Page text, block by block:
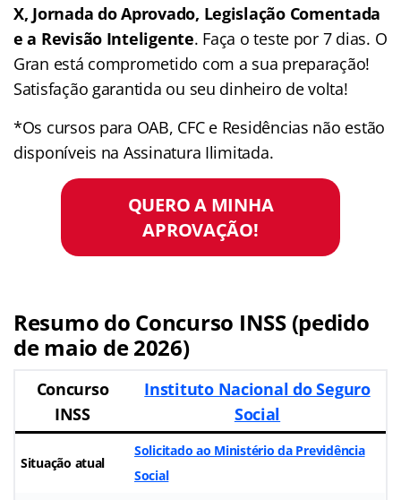
X, Jornada do Aprovado, Legislação Comentada
e a Revisão Inteligente. Faça o teste por 7 dias. O
Gran está comprometido com a sua preparação!
Satisfação garantida ou seu dinheiro de volta!
*Os cursos para OAB, CFC e Residências não estão
disponíveis na Assinatura Ilimitada.
QUERO A MINHA
APROVAÇÃO!
Resumo do Concurso INSS (pedido
de maio de 2026)
Concurso
INSS
Instituto Nacional do Seguro
Social
Situação atual
Solicitado ao Ministério da Previdência
Social